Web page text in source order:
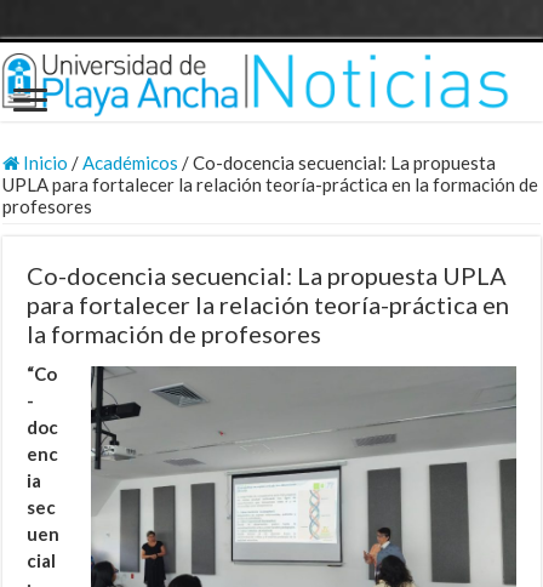
Inicio /Académicos /Co-docencia secuencial: La propuesta
UPLA para fortalecer la relación teoría-práctica en la formación de
profesores
Co-docencia secuencial: La propuesta UPLA
para fortalecer la relación teoría-práctica en
la formación de profesores
“Co
-
doc
enc
ia
sec
uen
cial